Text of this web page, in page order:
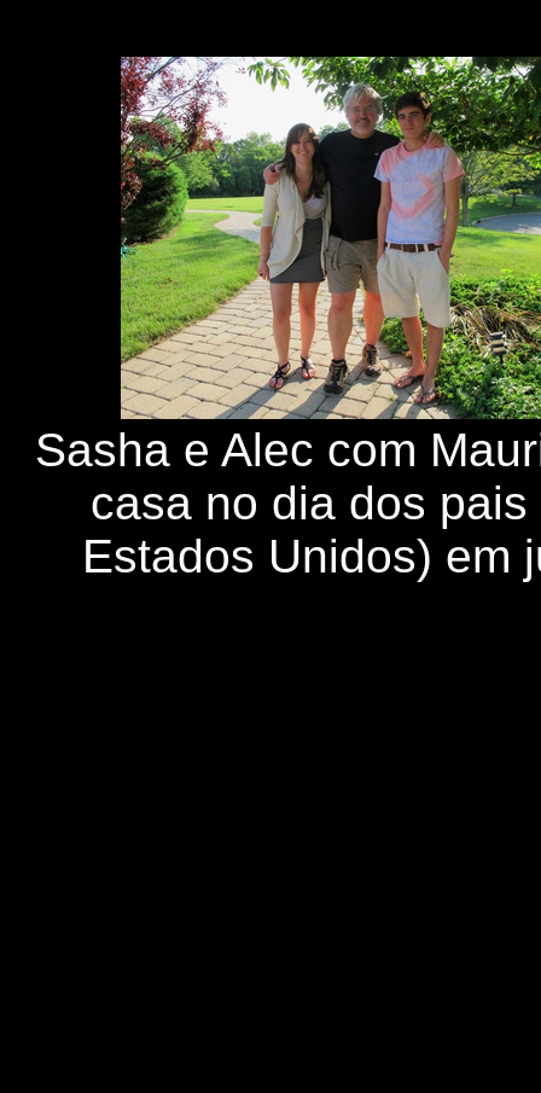
Sasha e Alec com
casa no dia dos pais
Estados Unidos) em